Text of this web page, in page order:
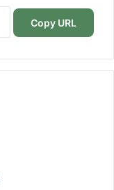
Copy URL